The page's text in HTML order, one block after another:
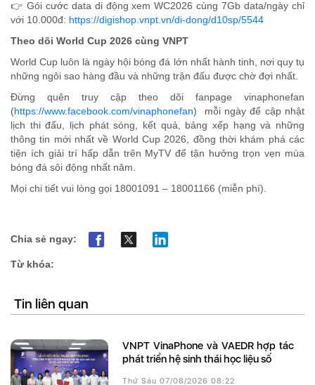
👉 Gói cước data di động xem WC2026 cùng 7Gb data/ngày chỉ
với 10.000đ: https://digishop.vnpt.vn/di-dong/d10sp/5544
Theo dõi World Cup 2026 cùng VNPT
World Cup luôn là ngày hội bóng đá lớn nhất hành tinh, nơi quy tụ
những ngôi sao hàng đầu và những trận đấu được chờ đợi nhất.
Đừng quên truy cập theo dõi fanpage vinaphonefan
(https://www.facebook.com/vinaphonefan) mỗi ngày để cập nhật
lịch thi đấu, lịch phát sóng, kết quả, bảng xếp hạng và những
thông tin mới nhất về World Cup 2026, đồng thời khám phá các
tiện ích giải trí hấp dẫn trên MyTV để tận hưởng trọn vẹn mùa
bóng đá sôi động nhất năm.
Mọi chi tiết vui lòng gọi 18001091 – 18001166 (miễn phí).
Chia sẻ ngay:
Từ khóa:
Tin liên quan
VNPT VinaPhone và VAEDR hợp tác
phát triển hệ sinh thái học liệu số
Thứ Sáu 07/08/2026 08:22